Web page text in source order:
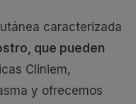
caracterizada
que pueden
Cliniem,
y ofrecemos